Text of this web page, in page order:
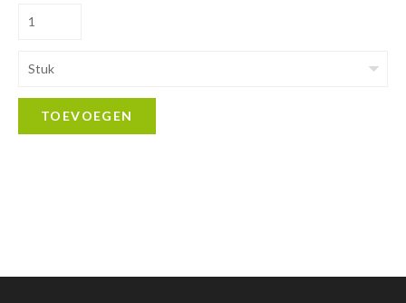
Stuk
TOEVOEGEN